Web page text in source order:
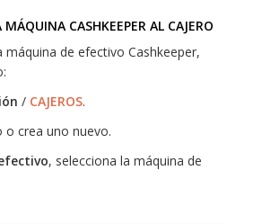
CASHKEEPER AL CAJERO
máquina de efectivo Cashkeeper,
/ CAJEROS.
o crea uno nuevo.
, selecciona la máquina de